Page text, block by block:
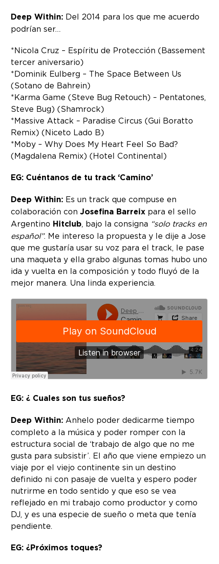
Deep Within: Del 2014 para los que me acuerdo
podrían ser…
*Nicola Cruz – Espíritu de Protección (Bassement
tercer aniversario)
*Dominik Eulberg – The Space Between Us
(Sotano de Bahrein)
*Karma Game (Steve Bug Retouch) – Pentatones,
Steve Bug) (Shamrock)
*Massive Attack – Paradise Circus (Gui Boratto
Remix) (Niceto Lado B)
*Moby – Why Does My Heart Feel So Bad?
(Magdalena Remix) (Hotel Continental)
EG: Cuéntanos de tu track ‘Camino’
Deep Within: Es un track que compuse en
colaboración conJosefina Barreix para el sello
Argentino Hitclub, bajo la consigna “solo tracks en
español”. Me intereso la propuesta y le dije a Jose
que me gustaría usar su voz para el track, le pase
una maqueta y ella grabo algunas tomas hubo uno
ida y vuelta en la composición y todo fluyó de la
mejor manera. Una linda experiencia.
EG: ¿ Cuales son tus sueños?
Deep Within: Anhelo poder dedicarme tiempo
completo a la música y poder romper con la
estructura social de ‘trabajo de algo que no me
gusta para subsistir’. El año que viene empiezo un
viaje por el viejo continente sin un destino
definido ni con pasaje de vuelta y espero poder
nutrirme en todo sentido y que eso se vea
reflejado en mi trabajo como productor y como
DJ, y es una especie de sueño o meta que tenía
pendiente.
EG: ¿Próximos toques?